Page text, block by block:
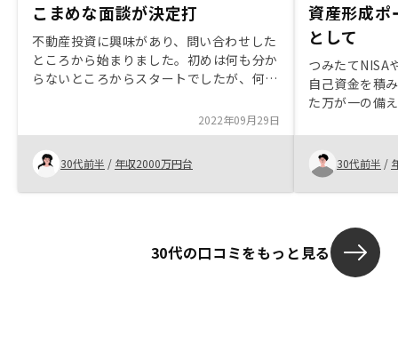
こまめな面談が決定打
不動産投資に興味があり、問い合わせした
ところから始まりました。初めは何も分か
らないところからスタートでしたが、何度
た。こまめに連絡をいただけるので、疑問
に思っていた事をその場で解決でき、今回
購入を決意しました。Ai技術を駆使してい
るのが他と違い、安心感がありました。初
回面談に時間をかけ過ぎている印象。あま
2022年09月29日
30代前半 / 年収2000万円台
資産形成ポ
として
つみたてNISA
自己資金を積
た万が一の備
積み上げが可
ても良い投資
にあたっては
ついて事前に
産の全面解禁
たが、前と比
く、事前に書
30代前半 /
30代の口コミをもっと見る